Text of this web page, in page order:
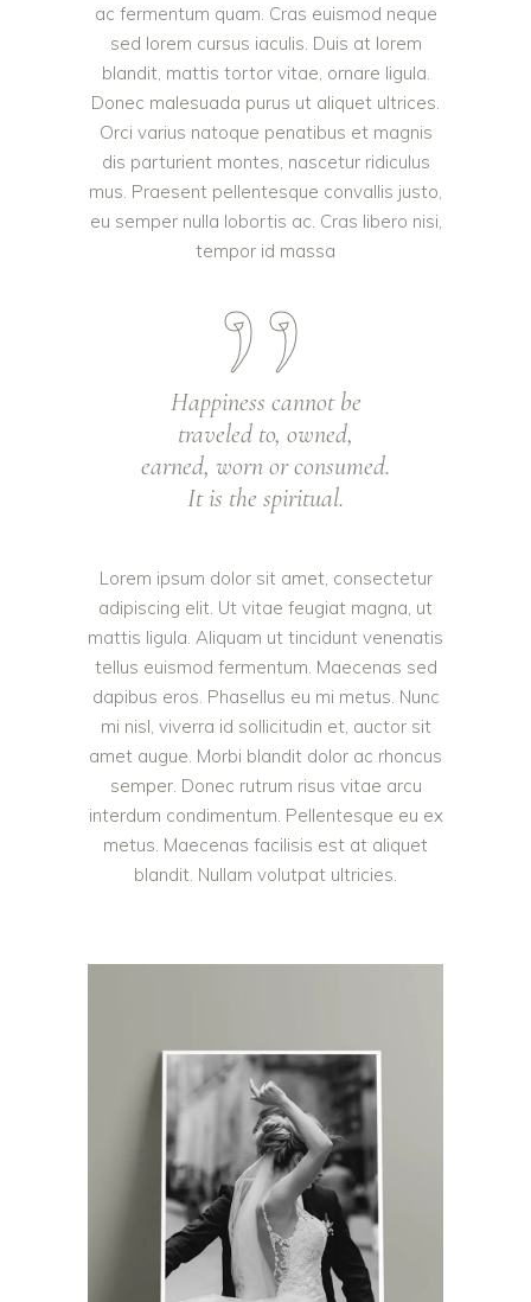
ac fermentum quam. Cras euismod neque
sed lorem cursus iaculis. Duis at lorem
blandit, mattis tortor vitae, ornare ligula.
Donec malesuada purus ut aliquet ultrices.
Orci varius natoque penatibus et magnis
dis parturient montes, nascetur ridiculus
mus. Praesent pellentesque convallis justo,
eu semper nulla lobortis ac. Cras libero nisi,
tempor id massa
Happiness cannot be
traveled to, owned,
earned, worn or consumed.
It is the spiritual.
Lorem ipsum dolor sit amet, consectetur
adipiscing elit. Ut vitae feugiat magna, ut
mattis ligula. Aliquam ut tincidunt venenatis
tellus euismod fermentum. Maecenas sed
dapibus eros. Phasellus eu mi metus. Nunc
mi nisl, viverra id sollicitudin et, auctor sit
amet augue. Morbi blandit dolor ac rhoncus
semper. Donec rutrum risus vitae arcu
interdum condimentum. Pellentesque eu ex
metus. Maecenas facilisis est at aliquet
blandit. Nullam volutpat ultricies.